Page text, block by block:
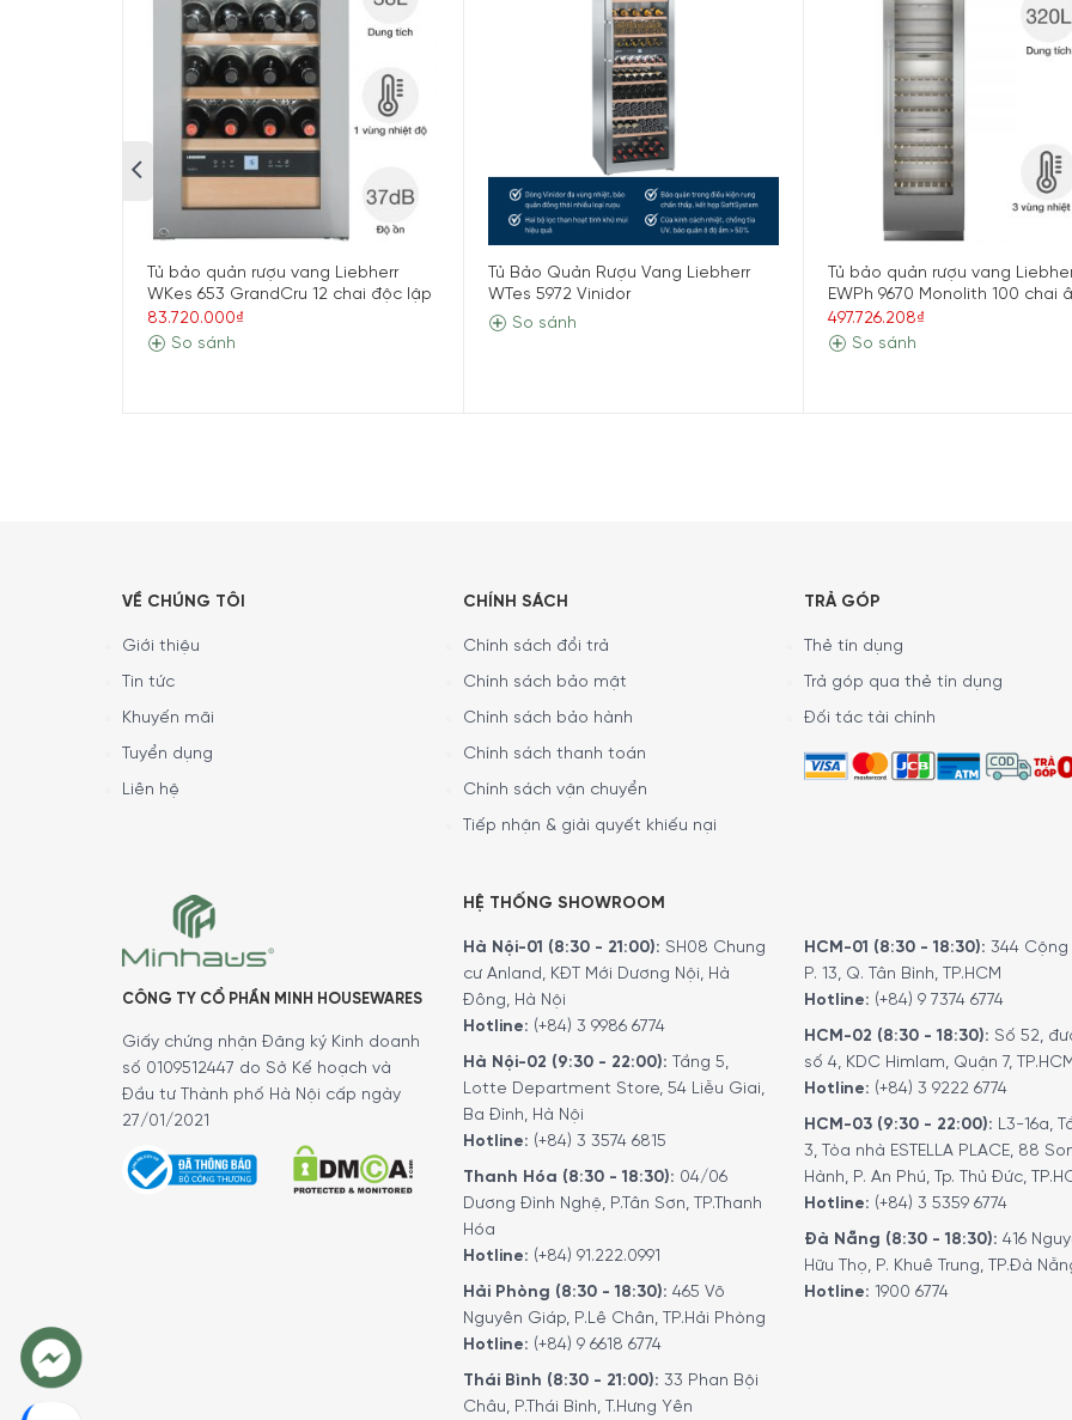
Tổng quan Tủ bảo quản rượu vang Liebherr WKB 4612
Tủ bảo quản rượu vang Liebherr
WKes 653 GrandCru 12 chai độc lập
83.720.000₫
So sánh
Tủ Bảo Quản Rượu Vang Liebherr
WTes 5972 Vinidor
So sánh
Tủ bảo quản rượu vang
EWPh 9670 Monolith 100 chai
497.726.208₫
So sánh
VỀ CHÚNG TÔI
Giới thiệu
Tin tức
Khuyến mãi
Tuyển dụng
Liên hệ
CHÍNH SÁCH
Chính sách đổi trả
Chính sách bảo mật
Chính sách bảo hành
Chính sách thanh toán
Chính sách vận chuyển
Tiếp nhận & giải quyết khiếu nại
TRẢ GÓP
Thẻ tín dụng
Trả góp qua thẻ tín dụng
Đối tác tài chính
CÔNG TY CỔ PHẦN MINH HOUSEWARES
Giấy chứng nhận Đăng ký Kinh doanh
số 0109512447 do Sở Kế hoạch và
Đầu tư Thành phố Hà Nội cấp ngày
27/01/2021
HỆ THỐNG SHOWROOM
Hà Nội-01 (8:30 - 21:00): SH08 Chung
cư Anland, KĐT Mới Dương Nội, Hà
Đông, Hà Nội
Hotline: (+84) 3 9986 6774
Hà Nội-02 (9:30 - 22:00): Tầng 5,
Lotte Department Store, 54 Liễu Giai,
Ba Đình, Hà Nội
Hotline: (+84) 3 3574 6815
Thanh Hóa (8:30 - 18:30): 04/06
Dương Đình Nghệ, P.Tân Sơn, TP.Thanh
Hóa
Hotline: (+84) 91.222.0991
Hải Phòng (8:30 - 18:30): 465 Võ
Nguyên Giáp, P.Lê Chân, TP.Hải Phòng
Hotline: (+84) 9 6618 6774
Thái Bình (8:30 - 21:00): 33 Phan Bội
Châu, P.Thái Bình, T.Hưng Yên
HCM-01 (8:30 - 18:30): 344 Cộng
P. 13, Q. Tân Bình, TP.HCM
Hotline: (+84) 9 7374 6774
HCM-02 (8:30 - 18:30): Số 52,
số 4, KDC Himlam, Quận 7,
Hotline: (+84) 3 9222 6774
HCM-03 (9:30 - 22:00): L3-16a,
3, Tòa nhà ESTELLA PLACE, 88
Hành, P. An Phú, Tp. Thủ Đức,
Hotline: (+84) 3 5359 6774
Đà Nẵng (8:30 - 18:30): 416
Hữu Thọ, P. Khuê Trung, TP.Đà
Hotline: 1900 6774